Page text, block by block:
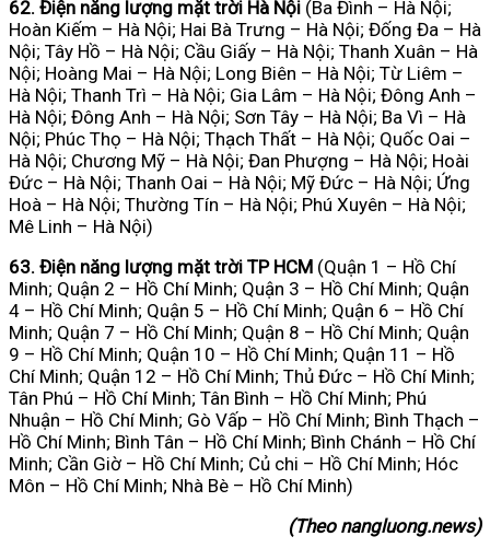
62. Điện năng lượng mặt trời Hà Nội (Ba Đình – Hà Nội;
Hoàn Kiếm – Hà Nội; Hai Bà Trưng – Hà Nội; Đống Đa – Hà
Nội; Tây Hồ – Hà Nội; Cầu Giấy – Hà Nội; Thanh Xuân – Hà
Nội; Hoàng Mai – Hà Nội; Long Biên – Hà Nội; Từ Liêm –
Hà Nội; Thanh Trì – Hà Nội; Gia Lâm – Hà Nội; Đông Anh –
Hà Nội; Đông Anh – Hà Nội; Sơn Tây – Hà Nội; Ba Vì – Hà
Nội; Phúc Thọ – Hà Nội; Thạch Thất – Hà Nội; Quốc Oai –
Hà Nội; Chương Mỹ – Hà Nội; Đan Phượng – Hà Nội; Hoài
Đức – Hà Nội; Thanh Oai – Hà Nội; Mỹ Đức – Hà Nội; Ứng
Hoà – Hà Nội; Thường Tín – Hà Nội; Phú Xuyên – Hà Nội;
Mê Linh – Hà Nội)
63. Điện năng lượng mặt trời TP HCM (Quận 1 – Hồ Chí
Minh; Quận 2 – Hồ Chí Minh; Quận 3 – Hồ Chí Minh; Quận
4 – Hồ Chí Minh; Quận 5 – Hồ Chí Minh; Quận 6 – Hồ Chí
Minh; Quận 7 – Hồ Chí Minh; Quận 8 – Hồ Chí Minh; Quận
9 – Hồ Chí Minh; Quận 10 – Hồ Chí Minh; Quận 11 – Hồ
Chí Minh; Quận 12 – Hồ Chí Minh; Thủ Đức – Hồ Chí Minh;
Tân Phú – Hồ Chí Minh; Tân Bình – Hồ Chí Minh; Phú
Nhuận – Hồ Chí Minh; Gò Vấp – Hồ Chí Minh; Bình Thạch –
Hồ Chí Minh; Bình Tân – Hồ Chí Minh; Bình Chánh – Hồ Chí
Minh; Cần Giờ – Hồ Chí Minh; Củ chi – Hồ Chí Minh; Hóc
Môn – Hồ Chí Minh; Nhà Bè – Hồ Chí Minh)
(Theo nangluong.news)